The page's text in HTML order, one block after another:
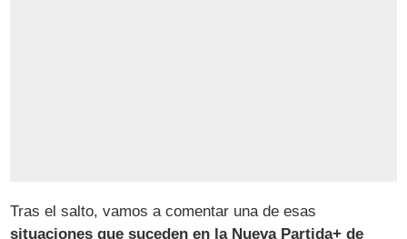
Tras el salto, vamos a comentar una de esas
situaciones que suceden en la Nueva Partida+ de